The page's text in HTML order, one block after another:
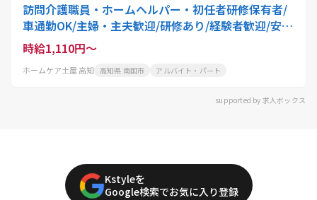
訪問介護職員・ホームヘルパー・初任者研修保有者/
車通勤OK/主婦・主夫歓迎/研修あり/経験者歓迎/安定
企業
時給1,110円～
ホームケア土屋 高知 高知県 南国市 アルバイト・パート
supported by 求人ボックス
Kstyleを
Google検索でお気に入り登録